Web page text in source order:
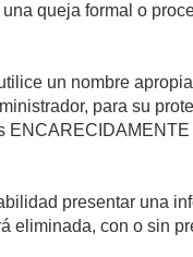
queja formal o
un nombre
para su
presentar una
eliminada, con o sin